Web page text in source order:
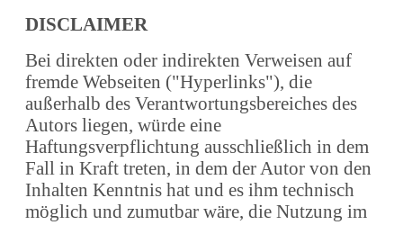
DISCLAIMER
Bei direkten oder indirekten Verweisen auf
fremde Webseiten ("Hyperlinks"), die
außerhalb des Verantwortungsbereiches des
Autors liegen, würde eine
Haftungsverpflichtung ausschließlich in dem
Fall in Kraft treten, in dem der Autor von den
Inhalten Kenntnis hat und es ihm technisch
möglich und zumutbar wäre, die Nutzung im